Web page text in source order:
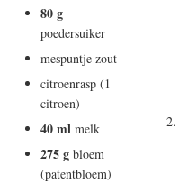
80 g
poedersuiker
mespuntje zout
citroenrasp (1
citroen)
40 ml melk
275 g bloem
(patentbloem)